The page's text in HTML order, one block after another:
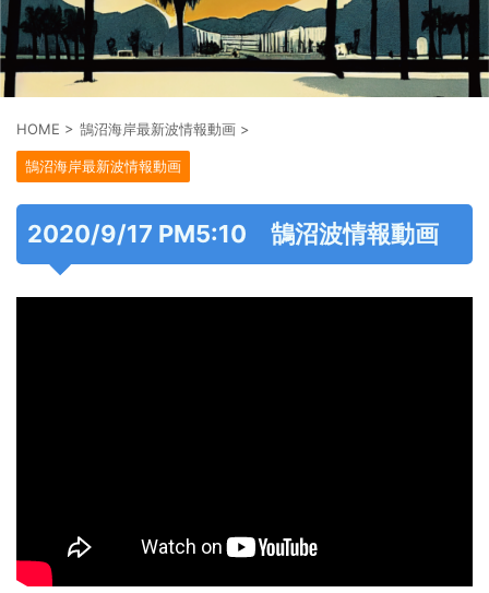
HOME > 鵠沼海岸最新波情報動画 >
鵠沼海岸最新波情報動画
2020/9/17 PM5:10 鵠沼波情報動画